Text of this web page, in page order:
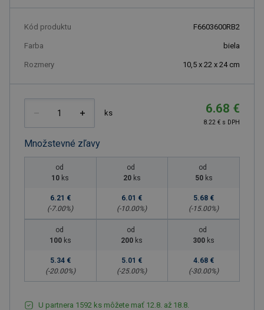
Kód produktu F6603600RB2
Farba biela
Rozmery 10,5 x 22 x 24 cm
ks 6.68 €
8.22 € s DPH
Množstevné zľavy
od
10 ks
6.21 €
(-7.00%)
od
20 ks
6.01 €
(-10.00%)
od
50 ks
5.68 €
(-15.00%)
od
100 ks
5.34 €
(-20.00%)
od
200 ks
5.01 €
(-25.00%)
od
300 ks
4.68 €
(-30.00%)
U partnera 1592 ks môžete mať 12.8. až 18.8.